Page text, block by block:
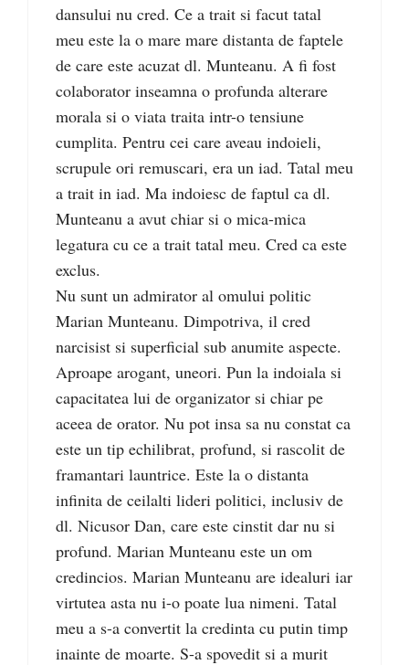
dansului nu cred. Ce a trait si facut tatal
meu este la o mare mare distanta de faptele
de care este acuzat dl. Munteanu. A fi fost
colaborator inseamna o profunda alterare
morala si o viata traita intr-o tensiune
cumplita. Pentru cei care aveau indoieli,
scrupule ori remuscari, era un iad. Tatal meu
a trait in iad. Ma indoiesc de faptul ca dl.
Munteanu a avut chiar si o mica-mica
legatura cu ce a trait tatal meu. Cred ca este
exclus.
Nu sunt un admirator al omului politic
Marian Munteanu. Dimpotriva, il cred
narcisist si superficial sub anumite aspecte.
Aproape arogant, uneori. Pun la indoiala si
capacitatea lui de organizator si chiar pe
aceea de orator. Nu pot insa sa nu constat ca
este un tip echilibrat, profund, si rascolit de
framantari launtrice. Este la o distanta
infinita de ceilalti lideri politici, inclusiv de
dl. Nicusor Dan, care este cinstit dar nu si
profund. Marian Munteanu este un om
credincios. Marian Munteanu are idealuri iar
virtutea asta nu i-o poate lua nimeni. Tatal
meu a s-a convertit la credinta cu putin timp
inainte de moarte. S-a spovedit si a murit